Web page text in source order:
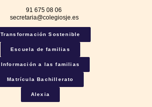
91 675 08 06
secretaria@colegiosje.es
Transformación Sostenible
Escuela de familias
Información a las familias
Matrícula Bachillerato
Alexia